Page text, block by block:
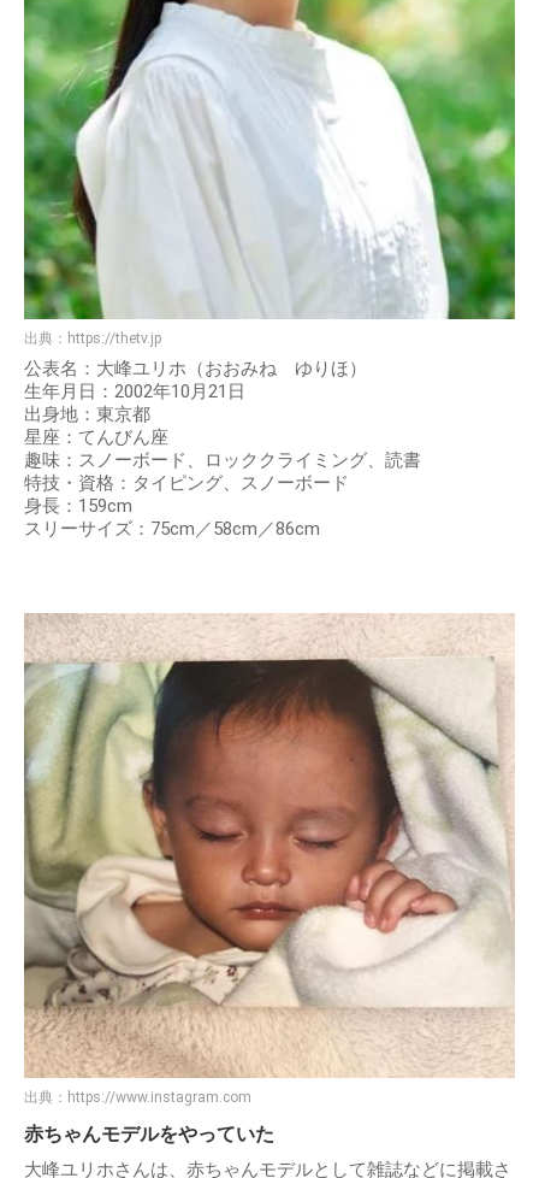
出典： https://thetv.jp
公表名：大峰ユリホ（おおみね ゆりほ）
生年月日：2002年10月21日
出身地：東京都
星座：てんびん座
趣味：スノーボード、ロッククライミング、読書
特技・資格：タイピング、スノーボード
身長：159cm
スリーサイズ：75cm／58cm／86cm
出典： https://www.instagram.com
赤ちゃんモデルをやっていた
大峰ユリホさんは、赤ちゃんモデルとして雑誌などに掲載さ